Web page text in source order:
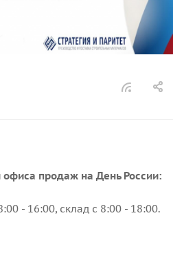
офиса продаж на День России:
- 16:00, склад с 8:00 - 18:00.